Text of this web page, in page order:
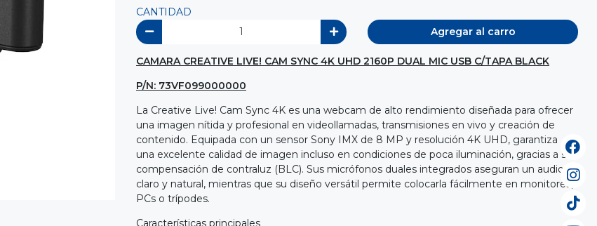
CANTIDAD
Agregar al carro
CAMARA CREATIVE LIVE! CAM SYNC 4K UHD 2160P DUAL MIC USB C/TAPA BLACK
P/N: 73VF099000000
La Creative Live! Cam Sync 4K es una webcam de alto rendimiento diseñada para ofrecer
una imagen nítida y profesional en videollamadas, transmisiones en vivo y creación de
contenido. Equipada con un sensor Sony IMX de 8 MP y resolución 4K UHD, garantiza
una excelente calidad de imagen incluso en condiciones de poca iluminación, gracias a su
compensación de contraluz (BLC). Sus micrófonos duales integrados aseguran un audio
claro y natural, mientras que su diseño versátil permite colocarla fácilmente en monitores,
PCs o trípodes.
Características principales